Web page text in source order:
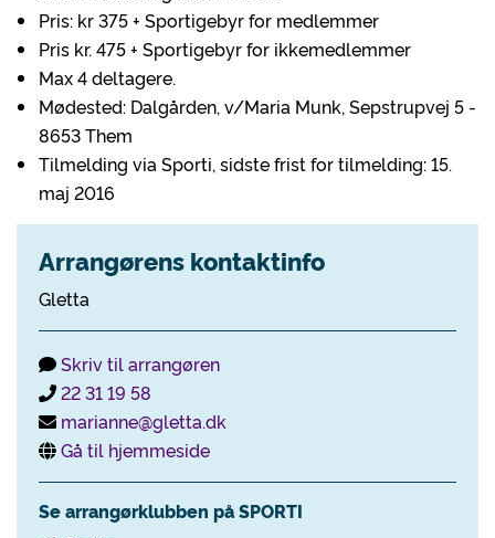
Pris: kr 375 + Sportigebyr for medlemmer
Pris kr. 475 + Sportigebyr for ikkemedlemmer
Max 4 deltagere.
Mødested: Dalgården, v/Maria Munk, Sepstrupvej 5 -
8653 Them
Tilmelding via Sporti, sidste frist for tilmelding: 15.
maj 2016
Arrangørens kontaktinfo
Gletta
Skriv til arrangøren
22 31 19 58
marianne@gletta.dk
Gå til hjemmeside
Se arrangørklubben på SPORTI